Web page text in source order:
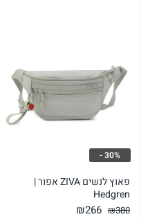
פאוץ לנשים ZIVA אפור |
Hedgren
₪380
המחיר
₪266
30% -